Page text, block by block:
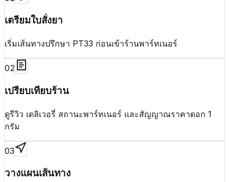
เตรียมใบสั่งยา
เริ่มเส้นทางปรึกษา PT33 ก่อนเข้าร้านพาร์ทเนอร์
02
เปรียบเทียบร้าน
ดูรีวิว เดลิเวอรี่ สถานะพาร์ทเนอร์ และสัญญาณราคาดอก 1
กรัม
03
วางแผนเส้นทาง